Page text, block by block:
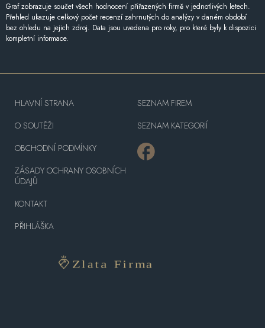
Graf zobrazuje součet všech hodnocení přiřazených firmě v jednotlivých letech.
Přehled ukazuje celkový počet recenzí zahrnutých do analýzy v daném období
bez ohledu na jejich zdroj. Data jsou uvedena pro roky, pro které byly k dispozici
kompletní informace.
HLAVNÍ STRANA
O SOUTĚŽI
OBCHODNÍ PODMÍNKY
ZÁSADY OCHRANY OSOBNÍCH
ÚDAJŮ
KONTAKT
PŘIHLÁŠKA
SEZNAM FIREM
SEZNAM KATEGORIÍ